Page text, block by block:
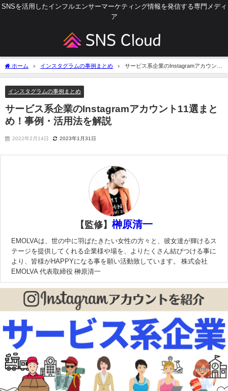
SNSを活用したインフルエンサーマーケティング情報を発信する専門メディ
ア
ホーム インスタグラムの事例まとめ
サービス系企業のInstagramアカウント
11選まとめ！事例・活用法を解説
インスタグラムの事例まとめ
サービス系企業のInstagramアカウント11選まと
め！事例・活用法を解説
2022年2月14日 2023年1月31日
【監修】 榊原清一
EMOLVAは、世の中に羽ばたきたい女性の方々と、彼女達が輝けるス
テージを提供してくれる企業様や場を、よりたくさん結びつける事に
より、皆様がHAPPYになる事を願い活動致しています。 株式会社
EMOLVA 代表取締役 榊原清一